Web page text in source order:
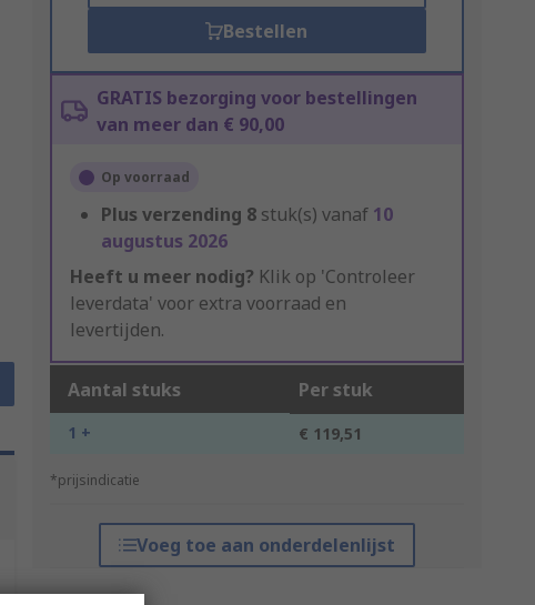
Bestellen
GRATIS bezorging voor bestellingen
van meer dan € 90,00
Op voorraad
Plus verzending 8 stuk(s) vanaf 10
augustus 2026
Heeft u meer nodig? Klik op 'Controleer
leverdata' voor extra voorraad en
levertijden.
Aantal stuks Per stuk
1 + € 119,51
*prijsindicatie
Voeg toe aan onderdelenlijst